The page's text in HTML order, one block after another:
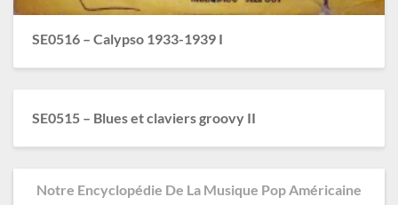
SE0516 – Calypso 1933-1939 I
SE0515 – Blues et claviers groovy II
Notre Encyclopédie De La Musique Pop Américaine